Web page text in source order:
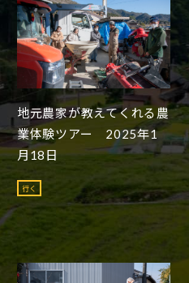
地元農家が教えてくれる農
業体験ツアー 2025年1
月18日
行く